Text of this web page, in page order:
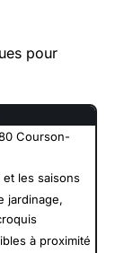
pour
Courson-
et les saisons
jardinage,
à proximité